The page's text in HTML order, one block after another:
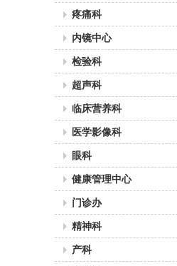
疼痛科
内镜中心
检验科
超声科
临床营养科
医学影像科
眼科
健康管理中心
门诊办
精神科
产科